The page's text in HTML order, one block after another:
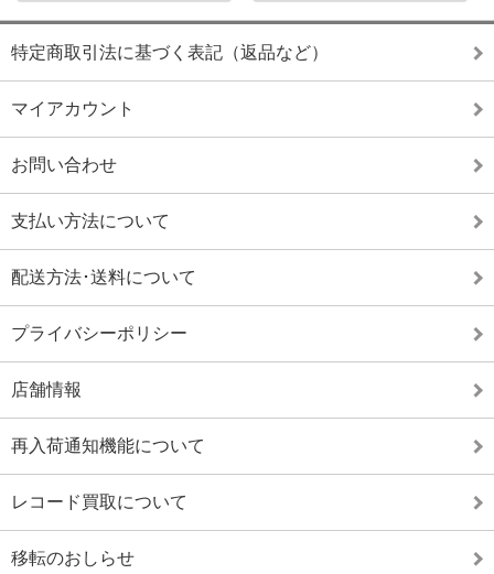
特定商取引法に基づく表記（返品など）
マイアカウント
お問い合わせ
支払い方法について
配送方法･送料について
プライバシーポリシー
店舗情報
再入荷通知機能について
レコード買取について
移転のおしらせ